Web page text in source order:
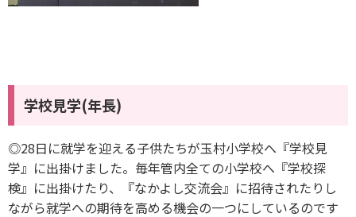
学校見学(年長)
◎28日に就学を迎える子供たちが玉村小学校へ『学校見
学』に出掛けました。毎年管内全ての小学校へ『学校探
検』に出掛けたり、『なかよし交流会』に招待されたりし
ながら就学への期待を高める機会の一つにしているのです